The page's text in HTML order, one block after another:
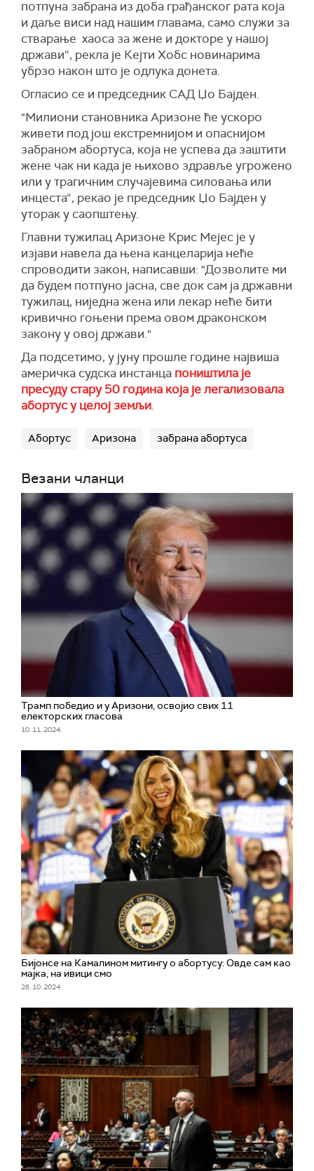
потпуна забрана из доба грађанског рата која
и даље виси над нашим главама, само служи за
стварање хаоса за жене и докторе у нашој
држави“, рекла је Кејти Хобс новинарима
убрзо након што је одлука донета.
Огласио се и председник САД Џо Бајден.
"Милиони становника Аризоне ће ускоро
живети под још екстремнијом и опаснијом
забраном абортуса, која не успева да заштити
жене чак ни када је њихово здравље угрожено
или у трагичним случајевима силовања или
инцеста“, рекао је председник Џо Бајден у
уторак у саопштењу.
Главни тужилац Аризоне Крис Мејес је у
изјави навела да њена канцеларија неће
спроводити закон, написавши: "Дозволите ми
да будем потпуно јасна, све док сам ја државни
тужилац, ниједна жена или лекар неће бити
кривично гоњени према овом драконском
закону у овој држави."
Да подсетимо, у јуну прошле године највиша
америчка судска инстанца поништила је
пресуду стару 50 година која је легализовала
абортус у целој земљи.
Абортус Аризона забрана абортуса
Везани чланци
Трамп победио и у Аризони, освојио свих 11
електорских гласова
10. 11. 2024.
Бијонсе на Камалином митингу о абортусу: Овде сам као
мајка, на ивици смо
26. 10. 2024.